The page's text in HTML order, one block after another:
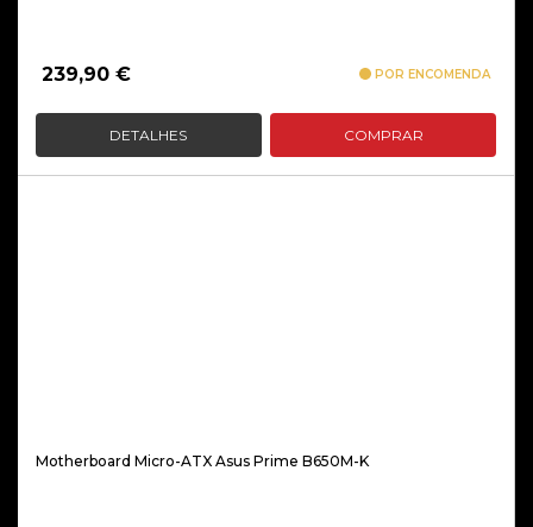
239,90 € POR ENCOMENDA
DETALHES COMPRAR
Motherboard Micro-ATX Asus Prime B650M-K